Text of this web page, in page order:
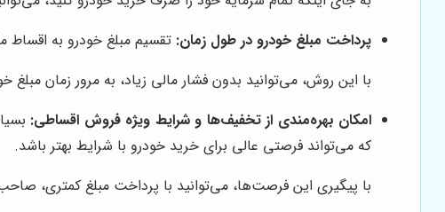
پرداخت مبلغ خودرو در طول زمان: تقسیم مبلغ خودرو به اقساط
با این روش، می‌توانید بدون فشار مالی زیاد، به مرور زمان مبلغ خودرو را
امکان بهره‌مندی از تخفیف‌ها و شرایط ویژه فروش اقساطی:
که می‌تواند فرصتی عالی برای خرید خودرو با شرایط بهتر باشد.
با پیگیری این فرصت‌ها، می‌توانید با پرداخت مبلغ کمتری، صاحب پژو 206